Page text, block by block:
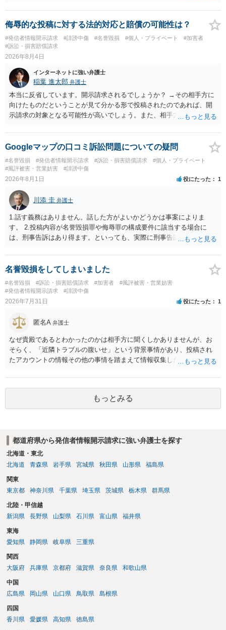
方が口頭で反論したのは、仮処分は迅速性が要求されるためです。 書
面での反論となれば、より遅延する可能性がございます。 また、本件
はXのため、APのIPアドレスの保存期間の問題もございます。 開示請
求は法律知識が不可欠ですが、それだけでは足りず、実務を踏まえた
方法を選択することが重要です。
侮辱的な投稿に対する法的対応と賠償の可能性は？
#発信者情報開示請求 #誹謗中傷 #名誉毀損 #個人・プライベート
#加害者
#訴訟・損害賠償請求
2026年8月4日
インターネットに強い弁護士
稲葉 進太郎 弁護士
本当に反省しています。開示請求されるでしょうか？ →その相手方に
向けたものだということが見て分かる形で投稿されたのであれば、開
示請求の対象となる可能性が高いでしょう。また、相手方の投稿した
と存じます。発信者情報開示請求が進むと、投稿に使った回線の契約
者のところに、意見照会がなされます。アカウント情報開示の場合
は、アカウントの登録メールに意見照会がなされます。 また、された
場合賠償金はいくらでしょうか。 →ケースバイケースであり、数万円
から１００万単位まで様々でしょう。裁判外であれば交渉して相手方
Googleマップの口コミ訴訟問題についての疑問
#名誉毀損 #発信者情報開示請求 #訴訟・損害賠償請求
#個人・プライベート
#風評被害・営業妨害
#誹謗中傷
2026年8月1日 役にたった 1
川添 圭 弁護士
1.話す義務はありません。話した方がよいかどうかは事案によりま
す。 2.投稿内容が名誉毀損罪や侮辱罪の構成要件に該当する場合に
は、刑事告訴はあり得ます。といっても、実際に刑事告訴に動くかど
です。Googleは電話番号の開示請求もできることが多いので、少しで
も特定可能になるよう、複数ルートで開示請求が行われることが多い
です。さらにいえば、利用者からの口コミ投稿の場合、開示請求者は
ある程度対象者を特定できている（ただし証拠による裏付けか必要な
ので発信者情報開示請求をする）というケースが比較的多いと思われ
名誉毀損をしてしまいました
#名誉毀損 #訴訟・損害賠償請求 #加害者
#風評被害・営業妨害
#発信者情報開示請求
#誹謗中傷
2026年7月31日 役にたった 1
匿名A 弁護士
なぜ貴殿であるとわかったのかは相手方に聞くしかありませんが、お
そらく、「近隣トラブルの腹いせ」という背景事情があり、投稿され
たアカウントの情報その他の事情を踏まえて情報収集した結果、この
貴殿が投稿した事実を認めてしまったことで「答え合わせ」になって
しまったのではないでしょうか。 相手方の動きについても、相手方次
第ですので何とも言えません。公開の場で回答するには情報が乏し
く、ここで詳細を明らかにすることは事案の特定に繋がってしまうの
もっとみる
都道府県から発信者情報開示請求に強い弁護士を探す
北海道・東北
北海道
青森県 岩手県 宮城県 秋田県 山形県 福島県
関東
東京都
神奈川県 千葉県 埼玉県 茨城県 栃木県 群馬県
北陸・甲信越
新潟県
長野県 山梨県 石川県 富山県 福井県
東海
愛知県
静岡県 岐阜県 三重県
関西
大阪府
兵庫県 京都府 滋賀県 奈良県 和歌山県
中国
広島県
岡山県 山口県 鳥取県 島根県
四国
香川県
愛媛県 高知県 徳島県